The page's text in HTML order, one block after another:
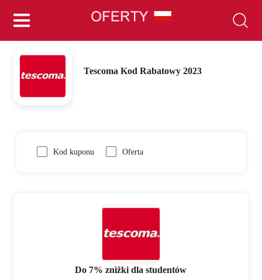
Tescoma Kod Rabatowy 2023
Kod kuponu Oferta
Do 7% zniżki dla studentów